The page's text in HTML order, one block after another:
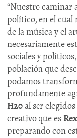
“Nuestro caminar
político, en el cual
de la música y el
necesariamente
sociales y
población que
podamos
profundamente
H20al ser
creativo que es
preparando con